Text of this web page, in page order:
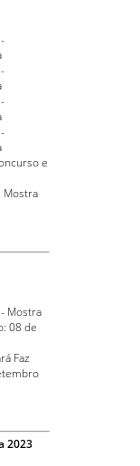
e
Mostra
Mostra
08 de
Faz
2023